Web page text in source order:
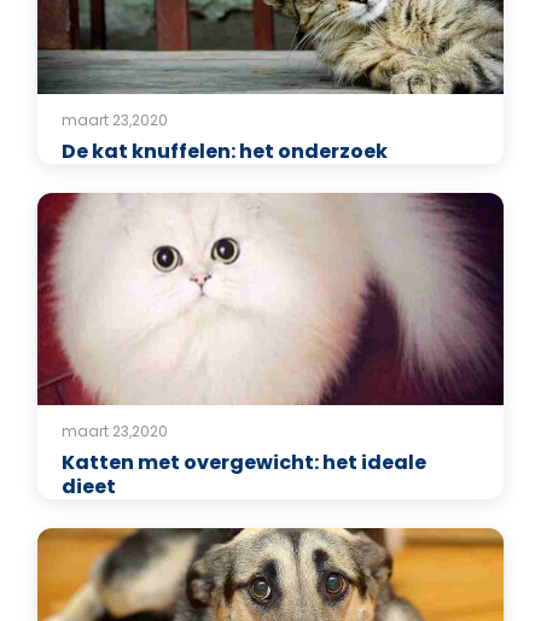
maart 23,2020
De kat knuffelen: het onderzoek
maart 23,2020
Katten met overgewicht: het ideale
dieet